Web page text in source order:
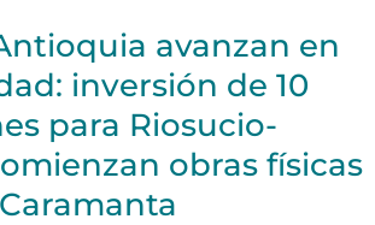
avanzan en
inversión de 10
para Riosucio-
obras físicas